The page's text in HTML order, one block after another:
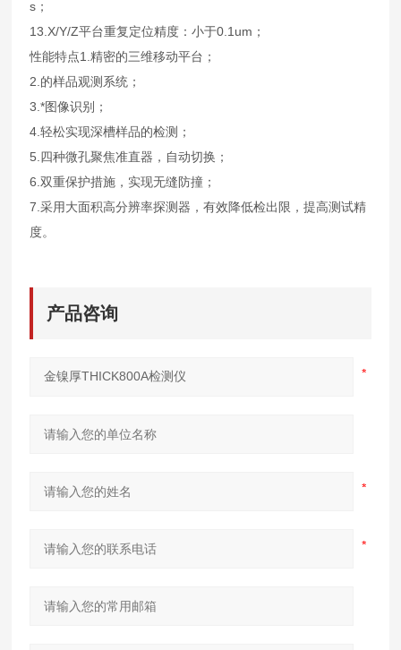
s；
13.X/Y/Z平台重复定位精度：小于0.1um；
性能特点1.精密的三维移动平台；
2.的样品观测系统；
3.*图像识别；
4.轻松实现深槽样品的检测；
5.四种微孔聚焦准直器，自动切换；
6.双重保护措施，实现无缝防撞；
7.采用大面积高分辨率探测器，有效降低检出限，提高测试精
度。
产品咨询